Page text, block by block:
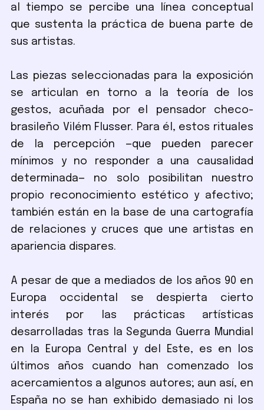
al tiempo se percibe una línea conceptual
que sustenta la práctica de buena parte de
sus artistas.
Las piezas seleccionadas para la exposición
se articulan en torno a la teoría de los
gestos, acuñada por el pensador checo-
brasileño Vilém Flusser. Para él, estos rituales
de la percepción —que pueden parecer
mínimos y no responder a una causalidad
determinada— no solo posibilitan nuestro
propio reconocimiento estético y afectivo;
también están en la base de una cartografía
de relaciones y cruces que une artistas en
apariencia dispares.
A pesar de que a mediados de los años 90 en
Europa occidental se despierta cierto
interés por las prácticas artísticas
desarrolladas tras la Segunda Guerra Mundial
en la Europa Central y del Este, es en los
últimos años cuando han comenzado los
acercamientos a algunos autores; aun así, en
España no se han exhibido demasiado ni los